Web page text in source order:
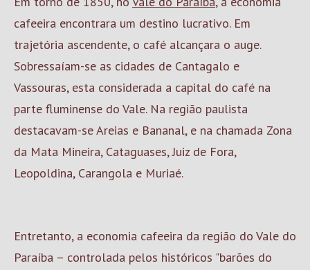
cafeeira encontrara um destino lucrativo. Em
trajetória ascendente, o café alcançara o auge.
Sobressaíam-se as cidades de Cantagalo e
Vassouras, esta considerada a capital do café na
parte fluminense do Vale. Na região paulista
destacavam-se Areias e Bananal, e na chamada Zona
da Mata Mineira, Cataguases, Juiz de Fora,
Leopoldina, Carangola e Muriaé.
Entretanto, a economia cafeeira da região do Vale do
Paraíba – controlada pelos históricos "barões do